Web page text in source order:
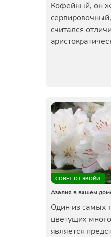
Кофейный, он
считался
СОВЕТ ОТ ЭКОЙИ
Азалия в вашем
Один из самых
цветущих
является